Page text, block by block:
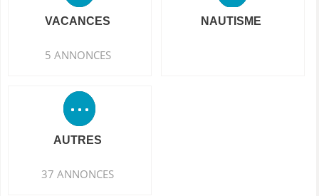
VACANCES
5 ANNONCES
NAUTISME
AUTRES
37 ANNONCES